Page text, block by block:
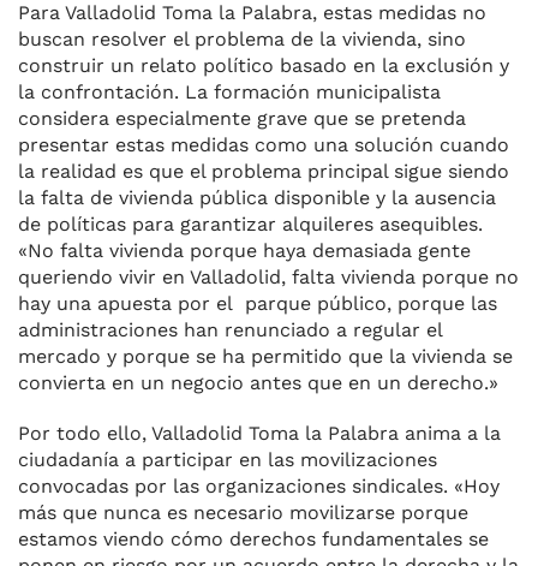
Para Valladolid Toma la Palabra, estas medidas no
buscan resolver el problema de la vivienda, sino
construir un relato político basado en la exclusión y
la confrontación. La formación municipalista
considera especialmente grave que se pretenda
presentar estas medidas como una solución cuando
la realidad es que el problema principal sigue siendo
la falta de vivienda pública disponible y la ausencia
de políticas para garantizar alquileres asequibles.
«No falta vivienda porque haya demasiada gente
queriendo vivir en Valladolid, falta vivienda porque no
hay una apuesta por el parque público, porque las
administraciones han renunciado a regular el
mercado y porque se ha permitido que la vivienda se
convierta en un negocio antes que en un derecho.»
Por todo ello, Valladolid Toma la Palabra anima a la
ciudadanía a participar en las movilizaciones
convocadas por las organizaciones sindicales. «Hoy
más que nunca es necesario movilizarse porque
estamos viendo cómo derechos fundamentales se